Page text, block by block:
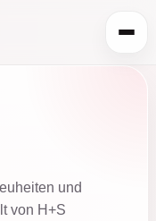
und
von H+S